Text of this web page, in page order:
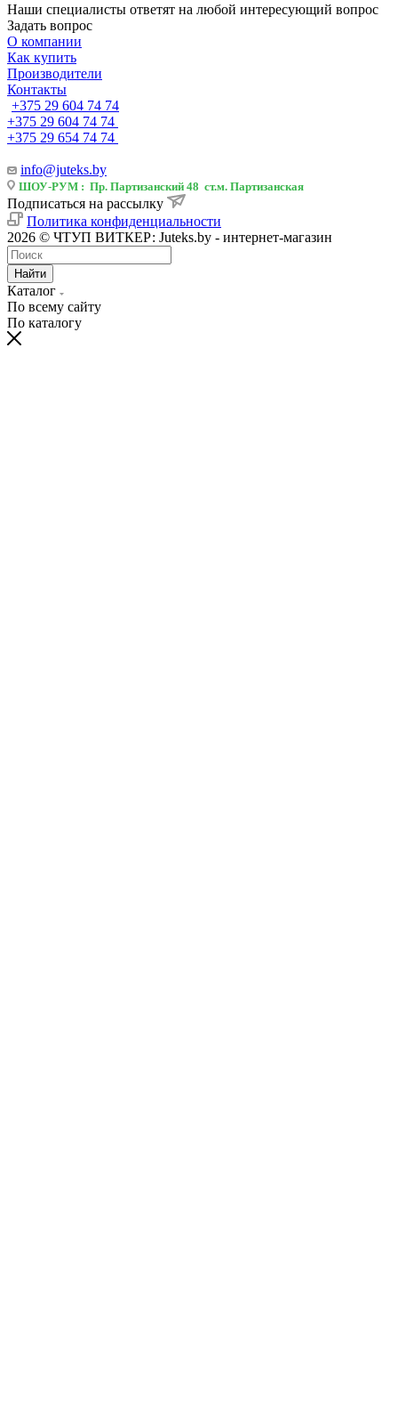
Наши специалисты ответят на любой интересующий вопрос
Задать вопрос
О компании
Как купить
Производители
Контакты
+375 29 604 74 74
+375 29 604 74 74
+375 29 654 74 74
info@juteks.by
ШОУ-РУМ : Пр. Партизанский 48 ст.м. Партизанская
Подписаться на рассылку
Политика конфиденциальности
2026 © ЧТУП ВИТКЕР: Juteks.by - интернет-магазин
Найти
Каталог
По всему сайту
По каталогу